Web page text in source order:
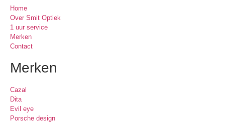
Home
Over Smit Optiek
1 uur service
Merken
Contact
Merken
Cazal
Dita
Evil eye
Porsche design